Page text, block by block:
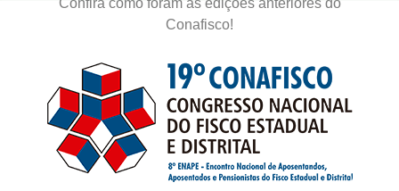
Confira como foram as edições anteriores do
Conafisco!